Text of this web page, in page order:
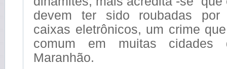
devem ter sido roubadas por
caixas eletrônicos, um crime
comum em muitas cidades
Maranhão.